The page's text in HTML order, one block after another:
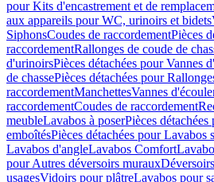
pour Kits d'encastrement et de
aux appareils pour WC, urinoirs et bidets
SiphonsCoudes de raccordementPièces
raccordementRallonges de coude de
d'urinoirsPièces détachées pour Vannes
de chassePièces détachées pour
raccordementManchettesVannes
raccordementCoudes de raccordement
meubleLavabos à poserPièces
emboîtésPièces détachées pour Lavabos
Lavabos d'angleLavabos Comfort
pour Autres déversoirs muraux
usagesVidoirs pour plâtreLavabos pour